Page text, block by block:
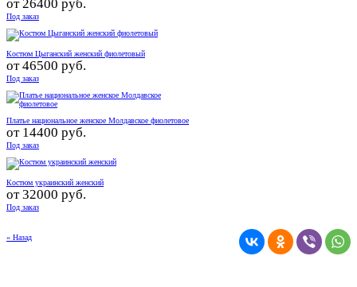
от26400 руб.
Под заказ
Костюм Цыганский женский фиолетовый
от46500 руб.
Под заказ
Платье национальное женское Молдавское фиолетовое
от 14400 руб.
Под заказ
Костюм украинский женский
от32000 руб.
Под заказ
« Назад